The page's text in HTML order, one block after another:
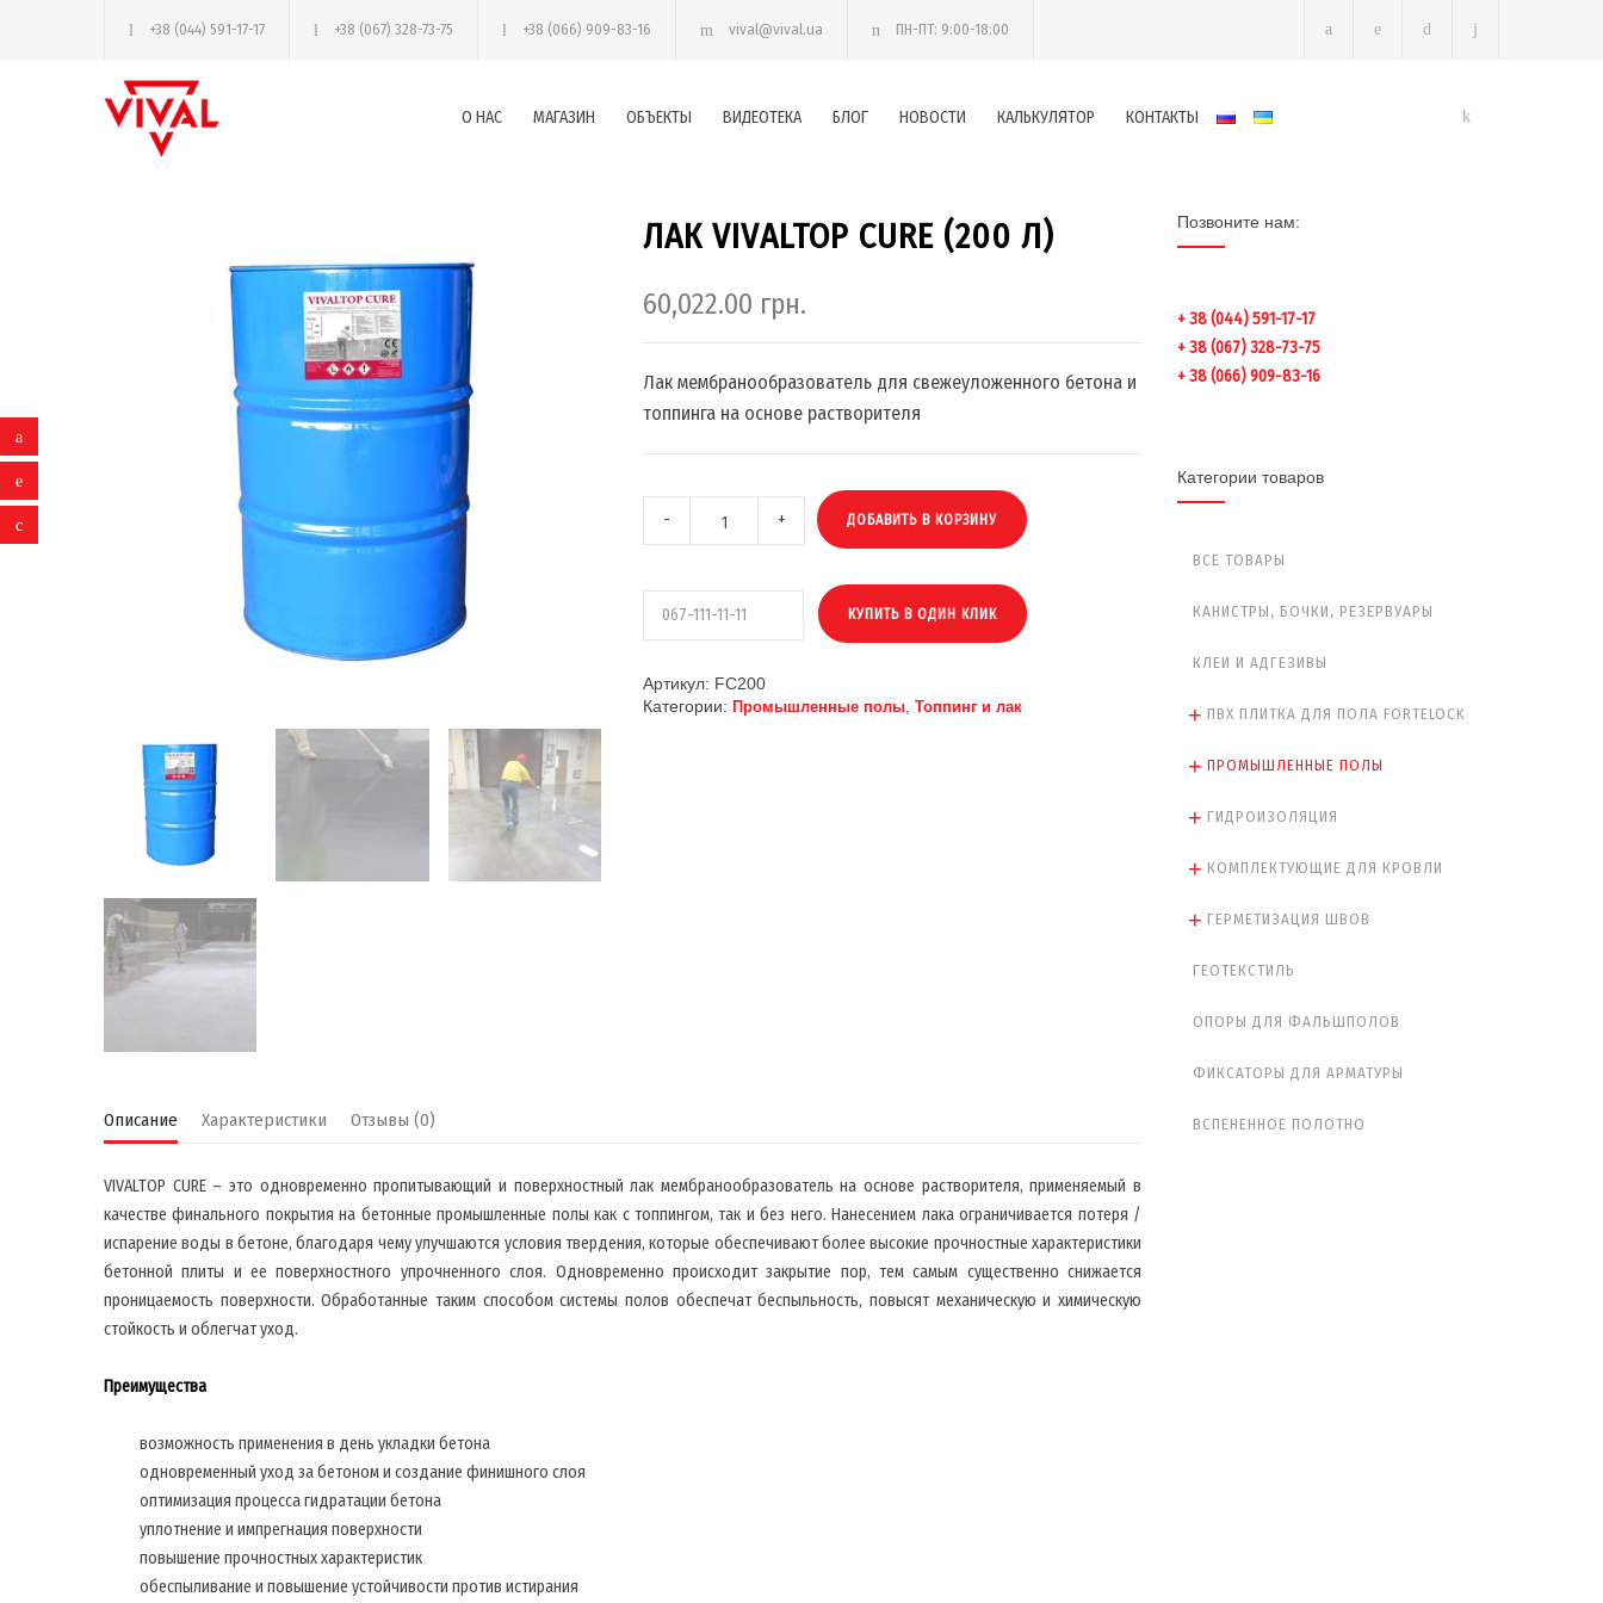
+38 (044) 591-17-17 +38 (067) 328-73-75 +38 (066) 909-83-16 vival@vival.ua ПН-ПТ: 9:00-18:00
О НАС МАГАЗИН ОБЪЕКТЫ ВИДЕОТЕКА БЛОГ НОВОСТИ КАЛЬКУЛЯТОР КОНТАКТЫ
ЛАК VIVALTOP CURE (200 Л)
60,022.00 грн.
Лак мембранообразователь для свежеуложенного бетона и
топпинга на основе растворителя
ДОБАВИТЬ В КОРЗИНУ
Артикул: FC200
Категории:Промышленные полы ,Топпинг и лак
Описание Характеристики Отзывы (0)
VIVALTOP CURE – это одновременно пропитывающий и поверхностный лак мембранообразователь на основе растворителя, применяемый в
качестве финального покрытия на бетонные промышленные полы как с топпингом, так и без него. Нанесением лака ограничивается потеря /
испарение воды в бетоне, благодаря чему улучшаются условия твердения, которые обеспечивают более высокие прочностные характеристики
бетонной плиты и ее поверхностного упрочненного слоя. Одновременно происходит закрытие пор, тем самым существенно снижается
проницаемость поверхности. Обработанные таким способом системы полов обеспечат беспыльность, повысят механическую и химическую
стойкость и облегчат уход.
Преимущества
возможность применения в день укладки бетона
одновременный уход за бетоном и создание финишного слоя
оптимизация процесса гидратации бетона
уплотнение и импрегнация поверхности
повышение прочностных характеристик
обеспыливание и повышение устойчивости против истирания
Позвоните нам:
+ 38 (044) 591-17-17
+ 38 (067) 328-73-75
+ 38 (066) 909-83-16
Категории товаров
ВСЕ ТОВАРЫ
КАНИСТРЫ, БОЧКИ, РЕЗЕРВУАРЫ
КЛЕИ И АДГЕЗИВЫ
ПВХ ПЛИТКА ДЛЯ ПОЛА FORTELOCK
ПРОМЫШЛЕННЫЕ ПОЛЫ
ГИДРОИЗОЛЯЦИЯ
КОМПЛЕКТУЮЩИЕ ДЛЯ КРОВЛИ
ГЕРМЕТИЗАЦИЯ ШВОВ
ГЕОТЕКСТИЛЬ
ОПОРЫ ДЛЯ ФАЛЬШПОЛОВ
ФИКСАТОРЫ ДЛЯ АРМАТУРЫ
ВСПЕНЕННОЕ ПОЛОТНО